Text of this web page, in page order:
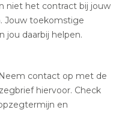
niet het contract bij jouw
Jouw toekomstige
jou daarbij helpen.
contact op met de
hiervoor. Check
en